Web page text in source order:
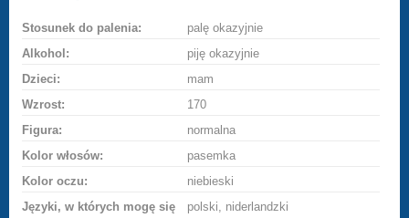
Stosunek do palenia:
palę okazyjnie
Alkohol:
piję okazyjnie
Dzieci:
mam
Wzrost:
170
Figura:
normalna
Kolor włosów:
pasemka
Kolor oczu:
niebieski
Języki, w których mogę się
polski, niderlandzki